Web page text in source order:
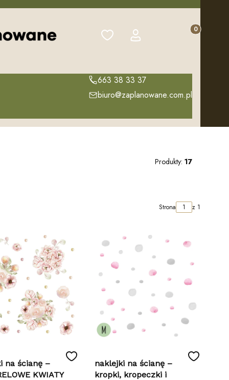
Ulubione Zaloguj się Produkty w
Koszyk
663 38 33 37
biuro@zaplanowane.com.pl
Produkty: 17
Strona z 1
na ścianę –
KWIATY
naklejki na ścianę –
kropki, kropeczki i